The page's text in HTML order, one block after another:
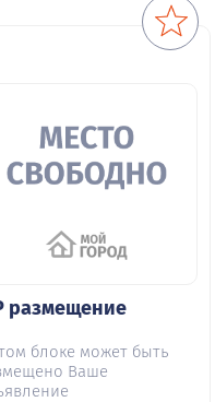
размещение
блоке может быть
Ваше